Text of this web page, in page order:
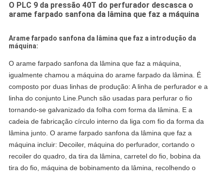
O PLC 9 da pressão 40T do perfurador descasca o
arame farpado sanfona da lâmina que faz a máquina
Arame farpado sanfona da lâmina que faz a introdução da
máquina:
O arame farpado sanfona da lâmina que faz a máquina,
igualmente chamou a máquina do arame farpado da lâmina. É
composto por duas linhas de produção: A linha de perfurador e a
linha do conjunto Line.Punch são usadas para perfurar o fio
tornando-se galvanizado da folha com forma da lâmina. E a
cadeia de fabricação círculo interno da liga com fio da forma da
lâmina junto. O arame farpado sanfona da lâmina que faz a
máquina incluir: Decoiler, máquina do perfurador, cortando o
recoiler do quadro, da tira da lâmina, carretel do fio, bobina da
tira do fio, máquina de bobinamento da lâmina, recolhendo o